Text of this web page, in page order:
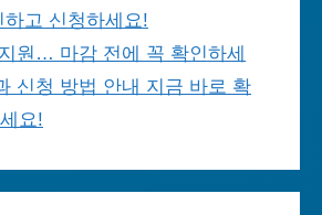
고 신청하세요!
원… 마감 전에 꼭 확인하세
신청 방법 안내 지금 바로 확
요!